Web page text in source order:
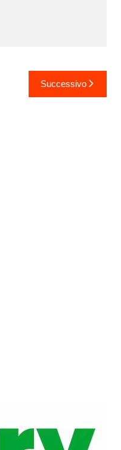
Successivo